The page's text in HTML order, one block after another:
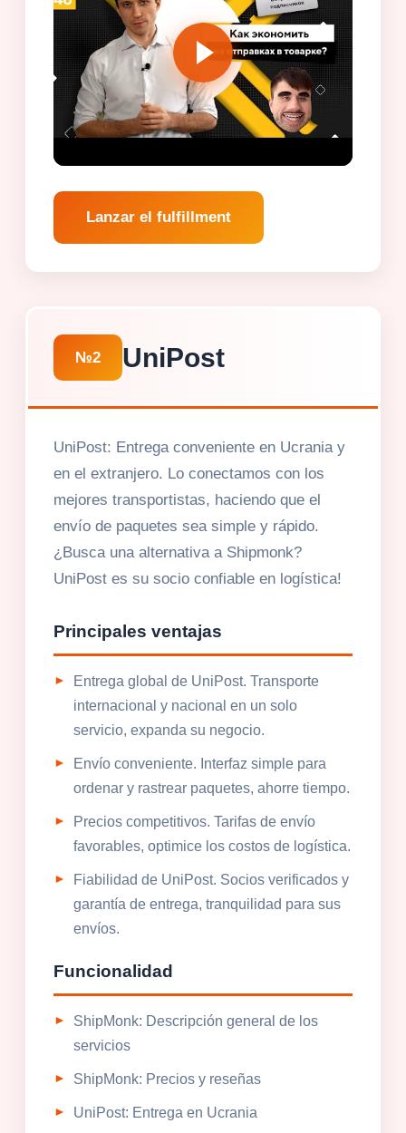
Lanzar el fulfillment
№2 UniPost
UniPost: Entrega conveniente en Ucrania y
en el extranjero. Lo conectamos con los
mejores transportistas, haciendo que el
envío de paquetes sea simple y rápido.
¿Busca una alternativa a Shipmonk?
UniPost es su socio confiable en logística!
Principales ventajas
Entrega global de UniPost. Transporte
internacional y nacional en un solo
servicio, expanda su negocio.
Envío conveniente. Interfaz simple para
ordenar y rastrear paquetes, ahorre tiempo.
Precios competitivos. Tarifas de envío
favorables, optimice los costos de logística.
Fiabilidad de UniPost. Socios verificados y
garantía de entrega, tranquilidad para sus
envíos.
Funcionalidad
ShipMonk: Descripción general de los
servicios
ShipMonk: Precios y reseñas
UniPost: Entrega en Ucrania